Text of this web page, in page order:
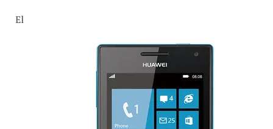
El